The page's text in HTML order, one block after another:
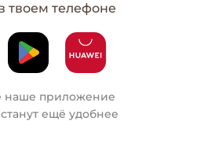
твоем телефоне
наше приложение
ещё удобнее